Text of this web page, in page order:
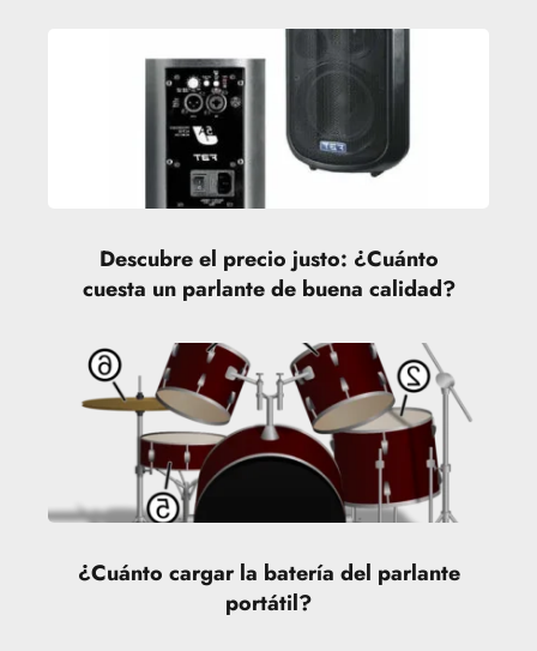
Descubre el precio justo: ¿Cuánto
cuesta un parlante de buena calidad?
¿Cuánto cargar la batería del parlante
portátil?